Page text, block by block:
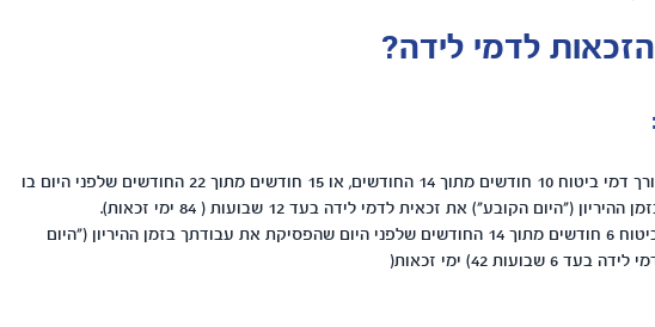
לדמי לידה?
אם המעסיק שילם עבורך דמי ביטוח 10 חודשים מתוך 14 החודשים, או 15 חודשים מתוך 22 החודשים שלפני היום בו
("היום הקובע") את זכאית לדמי לידה בעד 12 שבועות ( 84 ימי זכאות).
אם שולמו בעדך דמי ביטוח 6 חודשים מתוך 14 החודשים שלפני היום שהפסיקת את עבודתך בזמן ההיריון ("היום
42) ימי זכאות(